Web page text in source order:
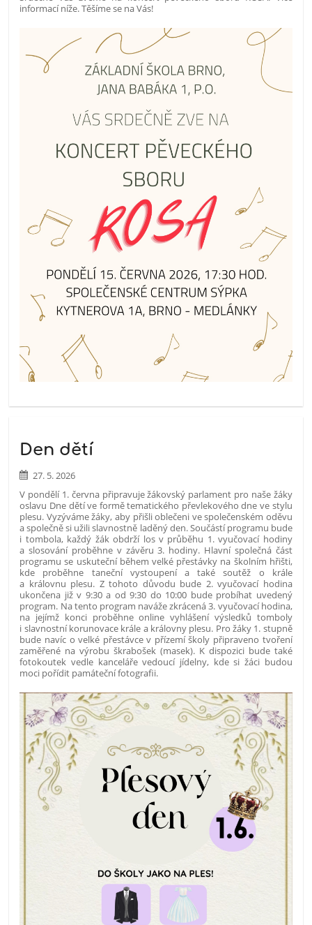
informací níže. Těšíme se na Vás!
Den dětí
27. 5. 2026
V pondělí 1. června připravuje žákovský parlament pro naše žáky
oslavu Dne dětí ve formě tematického převlekového dne ve stylu
plesu. Vyzýváme žáky, aby přišli oblečeni ve společenském oděvu
a společně si užili slavnostně laděný den. Součástí programu bude
i tombola, každý žák obdrží los v průběhu 1. vyučovací hodiny
a slosování proběhne v závěru 3. hodiny. Hlavní společná část
programu se uskuteční během velké přestávky na školním hřišti,
kde proběhne taneční vystoupení a také soutěž o krále
a královnu plesu. Z tohoto důvodu bude 2. vyučovací hodina
ukončena již v 9:30 a od 9:30 do 10:00 bude probíhat uvedený
program. Na tento program naváže zkrácená 3. vyučovací hodina,
na jejímž konci proběhne online vyhlášení výsledků tomboly
i slavnostní korunovace krále a královny plesu. Pro žáky 1. stupně
bude navíc o velké přestávce v přízemí školy připraveno tvoření
zaměřené na výrobu škrabošek (masek). K dispozici bude také
fotokoutek vedle kanceláře vedoucí jídelny, kde si žáci budou
moci pořídit památeční fotografii.